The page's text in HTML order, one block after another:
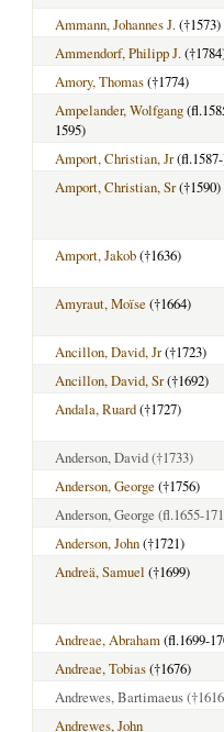
Ammann, Johannes J.(†1573)
Ammendorf, Philipp J.
Amory, Thomas(†1774)
Ampelander, Wolfgang
1595)
Amport, Christian, Jr
Amport, Christian, Sr(†1590)
Amport, Jakob(†1636)
Amyraut, Moïse (†1664)
Ancillon, David, Jr(†1723)
Ancillon, David, Sr(†1692)
Andala, Ruard(†1727)
Anderson, David(†1733)
Anderson, George (†1756)
Anderson, George (fl.1655-
Anderson, John(†1721)
Andreä, Samuel (†1699)
Andreae, Abraham(fl.1699-
Andreae, Tobias(†1676)
Andrewes, Bartimaeus
Andrewes, John